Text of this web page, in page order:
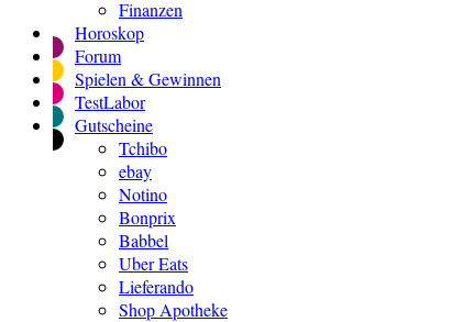
Finanzen
Horoskop
Forum
Spielen & Gewinnen
TestLabor
Gutscheine
Tchibo
ebay
Notino
Bonprix
Babbel
Uber Eats
Lieferando
Shop Apotheke